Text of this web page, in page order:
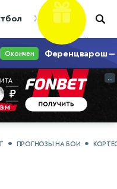
Хоккей Теннис
Фрибет
10 000 ₽
...
...
ПРОГНОЗЫ НА БОИ